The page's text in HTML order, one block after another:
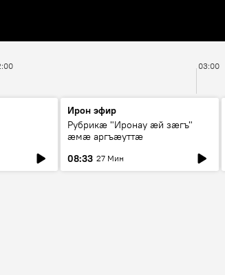
03:00
Ирон эфир
Рубрикæ "Иронау ӕй зӕгъ"
ӕмӕ аргъӕуттӕ
08:33 27 Мин